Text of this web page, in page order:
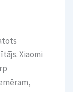
Xiaomi